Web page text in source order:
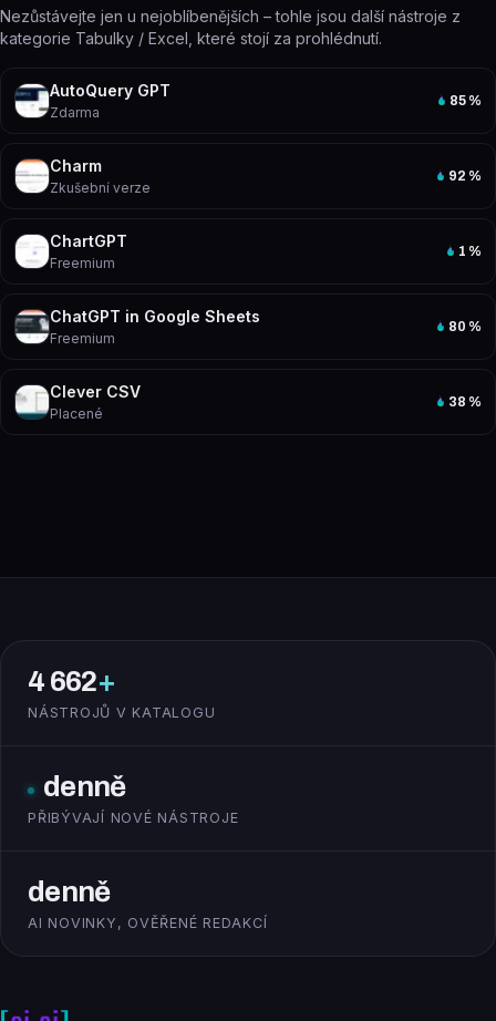
Nezůstávejte jen u nejoblíbenějších – tohle jsou další nástroje z
kategorie Tabulky / Excel, které stojí za prohlédnutí.
AutoQuery GPT
Zdarma
85 %
Charm
Zkušební verze
92 %
ChartGPT
Freemium
1 %
ChatGPT in Google Sheets
Freemium
80 %
Clever CSV
Placené
38 %
4 662+
NÁSTROJŮ V KATALOGU
denně
PŘIBÝVAJÍ NOVÉ NÁSTROJE
denně
AI NOVINKY, OVĚŘENÉ REDAKCÍ